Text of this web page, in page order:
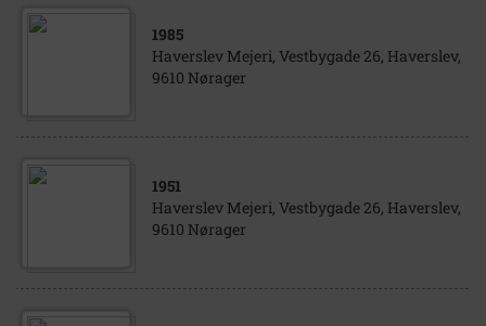
1985
Haverslev Mejeri, Vestbygade 26, Haverslev,
9610 Nørager
1951
Haverslev Mejeri, Vestbygade 26, Haverslev,
9610 Nørager